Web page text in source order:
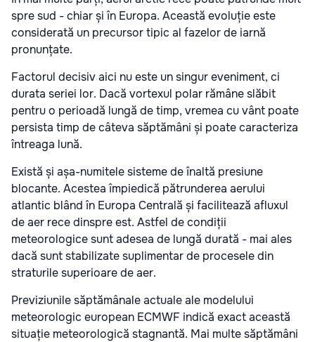
spre sud - chiar și în Europa. Această evoluție este
considerată un precursor tipic al fazelor de iarnă
pronunțate.
Factorul decisiv aici nu este un singur eveniment, ci
durata seriei lor. Dacă vortexul polar rămâne slăbit
pentru o perioadă lungă de timp, vremea cu vânt poate
persista timp de câteva săptămâni și poate caracteriza
întreaga lună.
Există și așa-numitele sisteme de înaltă presiune
blocante. Acestea împiedică pătrunderea aerului
atlantic blând în Europa Centrală și facilitează afluxul
de aer rece dinspre est. Astfel de condiții
meteorologice sunt adesea de lungă durată - mai ales
dacă sunt stabilizate suplimentar de procesele din
straturile superioare de aer.
Previziunile săptămânale actuale ale modelului
meteorologic european ECMWF indică exact această
situație meteorologică stagnantă. Mai multe săptămâni